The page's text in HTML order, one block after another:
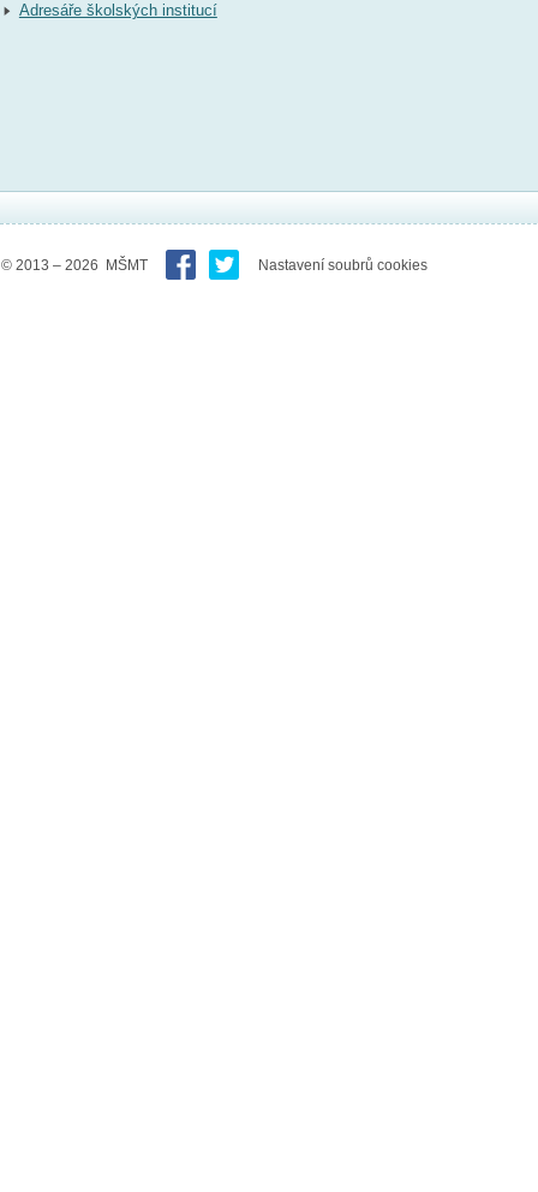
Adresáře školských institucí
© 2013 – 2026 MŠMT Nastavení soubrů cookies